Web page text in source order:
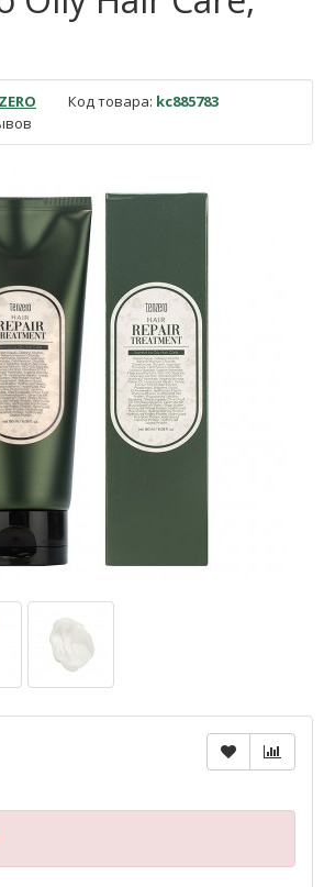
Код товара: kc885783